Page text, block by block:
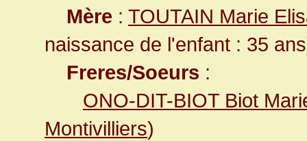
Mère : TOUTAIN Marie
naissance de l'enfant : 35
Freres/Soeurs :
ONO-DIT-BIOT Biot
Montivilliers)